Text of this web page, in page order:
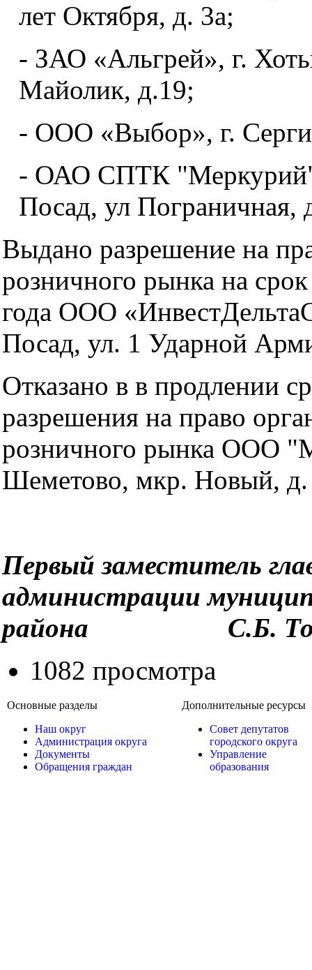
лет Октября, д. 3а;
- ЗАО «Альгрей», г.
Майолик, д.19;
- ООО «Выбор», г.
- ОАО СПТК
Посад, ул Пограничная,
Выдано разрешение на
розничного рынка на
года ООО
Посад, ул. 1 Ударной
Отказано в в продлении
разрешения на право
розничного рынка ООО
Шеметово, мкр. Новый, д.
Первый заместитель
администрации
района С.Б.
1082 просмотра
Основные разделы
Наш округ
Администрация округа
Документы
Обращения граждан
Дополнительные ресурсы
Совет депутатов
городского округа
Управление
образования